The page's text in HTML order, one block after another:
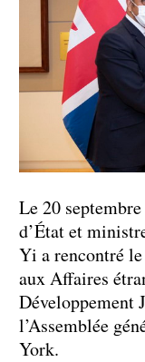
Le 20
d’État et
Yi a rencontré
aux Affaires
Développement
l’Assemblée
York.